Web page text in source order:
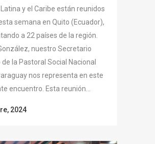
y el Caribe están reunidos
semana en Quito (Ecuador),
a 22 países de la región.
nuestro Secretario
de la Pastoral Social Nacional
nos representa en este
encuentro. Esta reunión...
2024